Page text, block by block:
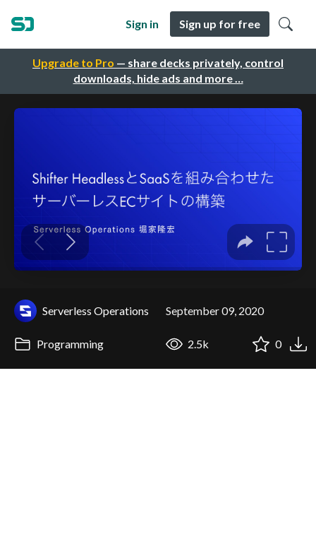
Upgrade to Pro — share decks privately, control
downloads, hide ads and more …
Sign in Sign up for free
Serverless Operations September 09, 2020
Programming 2.5k 0